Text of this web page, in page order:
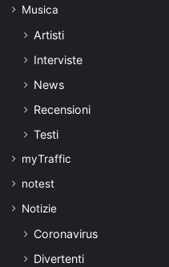
Musica
Artisti
Interviste
News
Recensioni
Testi
myTraffic
notest
Notizie
Coronavirus
Divertenti